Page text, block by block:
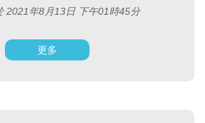
2021年8月13日 下午01時45分
更多